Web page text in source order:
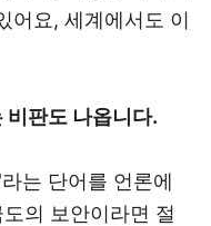
어요, 세계에서도 이
비판도 나옵니다.
는 단어를 언론에
의 보안이라면 절